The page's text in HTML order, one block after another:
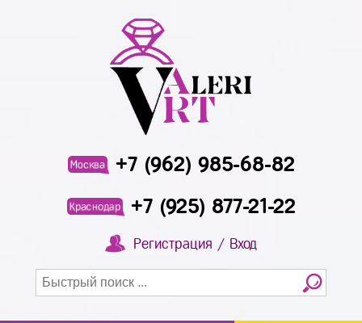
Москва +7 (962) 985-68-82
Краснодар +7 (925) 877-21-22
Регистрация / Вход